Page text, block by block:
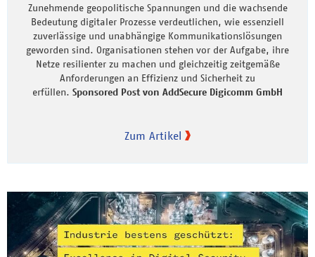
Zunehmende geopolitische Spannungen und die wachsende
Bedeutung digitaler Prozesse verdeutlichen, wie essenziell
zuverlässige und unabhängige Kommunikationslösungen
geworden sind. Organisationen stehen vor der Aufgabe, ihre
Netze resilienter zu machen und gleichzeitig zeitgemäße
Anforderungen an Effizienz und Sicherheit zu
erfüllen. Sponsored Post von AddSecure Digicomm GmbH
Zum Artikel